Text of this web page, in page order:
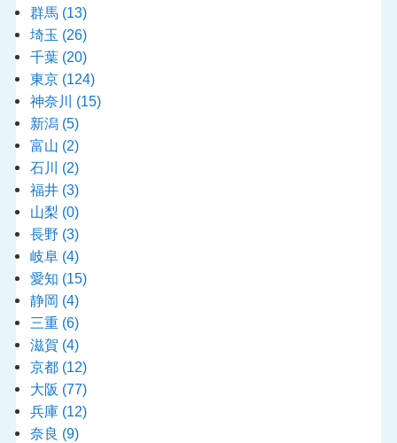
群馬 (13)
埼玉 (26)
千葉 (20)
東京 (124)
神奈川 (15)
新潟 (5)
富山 (2)
石川 (2)
福井 (3)
山梨 (0)
長野 (3)
岐阜 (4)
愛知 (15)
静岡 (4)
三重 (6)
滋賀 (4)
京都 (12)
大阪 (77)
兵庫 (12)
奈良 (9)